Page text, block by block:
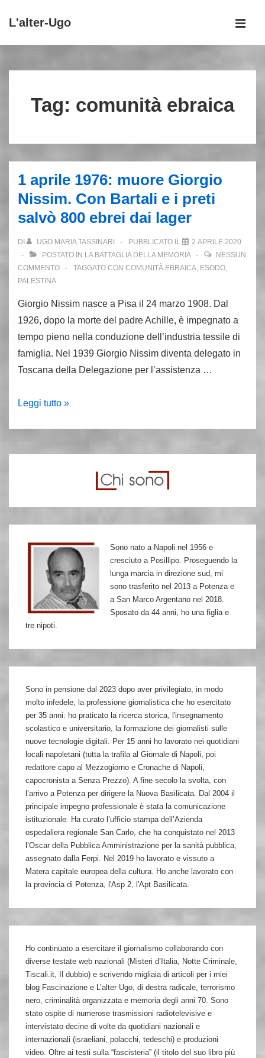
Vai
principale
L'alter-Ugo
principale
Tag: comunità ebraica
1 aprile 1976: muore Giorgio
Nissim. Con Bartali e i preti
salvò 800 ebrei dai lager
DI UGO MARIA TASSINARI PUBBLICATO IL
2 APRILE 2020
POSTATO IN LA BATTAGLIA DELLA MEMORIA
NESSUN
COMMENTO
TAGGATO CON COMUNITÀ EBRAICA, ESODO,
PALESTINA
Giorgio Nissim nasce a Pisa il 24 marzo 1908. Dal
1926, dopo la morte del padre Achille, è impegnato a
tempo pieno nella conduzione dell’industria tessile di
famiglia. Nel 1939 Giorgio Nissim diventa delegato in
Toscana della Delegazione per l’assistenza …
1
muore
lager
Leggi tutto »
Sono nato a Napoli nel 1956 e
cresciuto a Posillipo. Proseguendo la
lunga marcia in direzione sud, mi
sono trasferito nel 2013 a Potenza e
a San Marco Argentano nel 2018.
Sposato da 44 anni, ho una figlia e
tre nipoti.
Sono in pensione dal 2023 dopo aver privilegiato, in modo
molto infedele, la professione giornalistica che ho esercitato
per 35 anni: ho praticato la ricerca storica, l'insegnamento
scolastico e universitario, la formazione dei giornalisti sulle
nuove tecnologie digitali. Per 15 anni ho lavorato nei quotidiani
locali napoletani (tutta la trafila al Giornale di Napoli, poi
redattore capo al Mezzogiorno e Cronache di Napoli,
capocronista a Senza Prezzo). A fine secolo la svolta, con
l’arrivo a Potenza per dirigere la Nuova Basilicata. Dal 2004 il
principale impegno professionale è stata la comunicazione
istituzionale. Ha curato l’ufficio stampa dell’Azienda
ospedaliera regionale San Carlo, che ha conquistato nel 2013
l’Oscar della Pubblica Amministrazione per la sanità pubblica,
assegnato dalla Ferpi. Nel 2019 ho lavorato e vissuto a
Matera capitale europea della cultura. Ho anche lavorato con
la provincia di Potenza, l'Asp 2, l'Apt Basilicata.
Ho continuato a esercitare il giornalismo collaborando con
diverse testate web nazionali (Misteri d’Italia, Notte Criminale,
Tiscali.it, Il dubbio) e scrivendo migliaia di articoli per i miei
blog Fascinazione e L’alter Ugo, di destra radicale, terrorismo
nero, criminalità organizzata e memoria degli anni 70. Sono
stato ospite di numerose trasmissioni radiotelevisive e
intervistato decine di volte da quotidiani nazionali e
internazionali (israeliani, polacchi, tedeschi) e produzioni
video. Oltre ai testi sulla “fascisteria” (il titolo del suo libro più